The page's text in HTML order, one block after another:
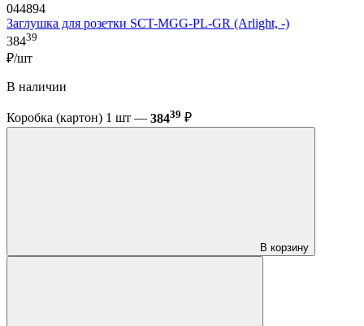
044894
Заглушка для розетки SCT-MGG-PL-GR (Arlight, -)
38439
₽/шт
В наличии
Коробка (картон) 1 шт — 38439 ₽
В корзину